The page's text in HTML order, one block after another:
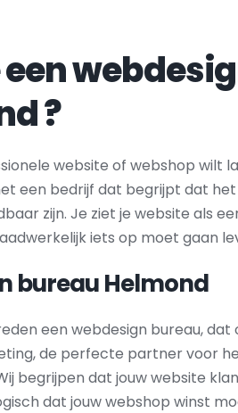
?
website of webshop wilt
een bedrijf dat begrijpt dat
zijn. Je ziet je website als
iets op moet gaan
bureau Helmond
een webdesign bureau,
de perfecte partner voor
begrijpen dat jouw website
dat jouw webshop winst